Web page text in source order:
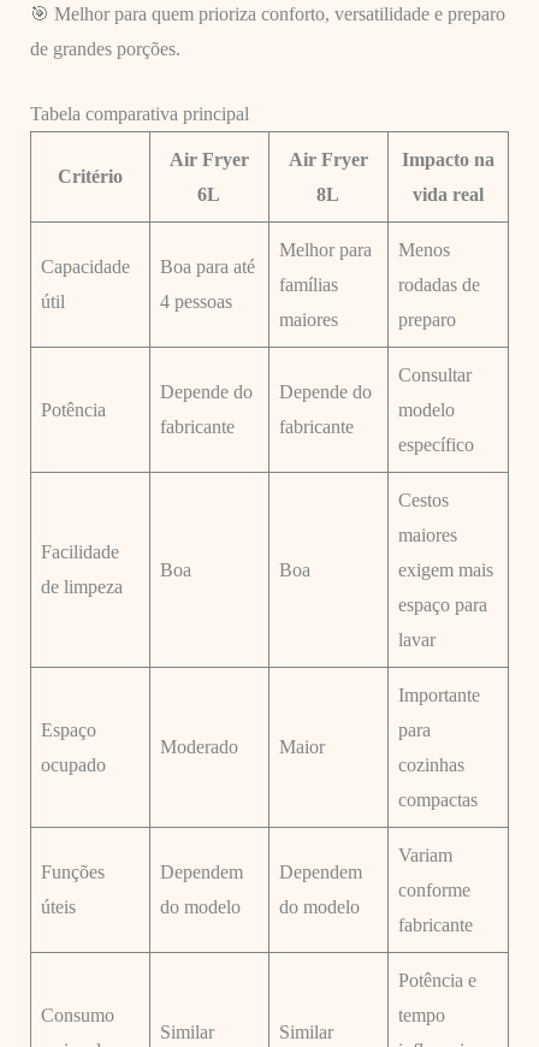
🎯 Melhor para quem prioriza conforto, versatilidade e preparo
de grandes porções.
Tabela comparativa principal
Critério
Air Fryer
6L
Air Fryer
8L
Impacto na
vida real
Capacidade
útil
Boa para até
4 pessoas
Melhor para
famílias
maiores
Menos
rodadas de
preparo
Potência
Depende do
fabricante
Depende do
fabricante
Consultar
modelo
específico
Facilidade
de limpeza
Boa Boa
Cestos
maiores
exigem mais
espaço para
lavar
Espaço
ocupado
Moderado Maior
Importante
para
cozinhas
compactas
Funções
úteis
Dependem
do modelo
Dependem
do modelo
Variam
conforme
fabricante
Consumo
Similar Similar
Potência e
tempo